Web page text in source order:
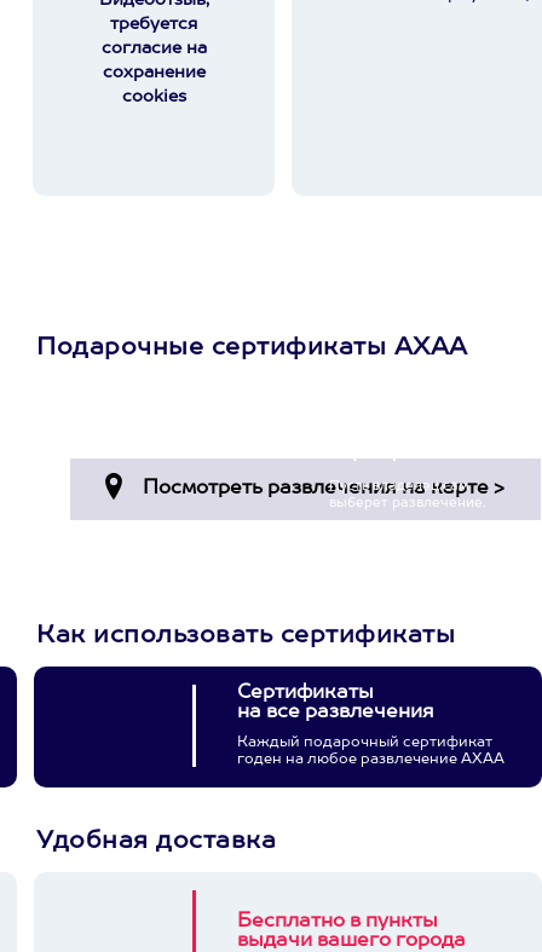
требуется
согласие на
сохранение
cookies
Подарочные сертификаты АХАА
Пусть владелец сам
выберет развлечение.
Как использовать сертификаты
Сертификаты
на все развлечения
Каждый подарочный сертификат
годен на любое развлечение АХАА
Удобная доставка
Бесплатно в пункты
выдачи вашего города